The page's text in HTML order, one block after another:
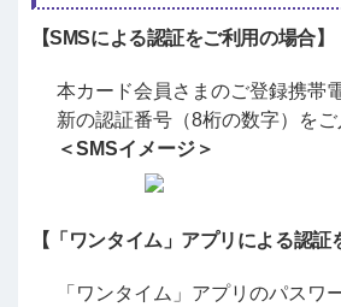
【SMSによる認証をご利用の場合】
本カード会員さまのご登録携帯
新の認証番号（8桁の数字）をご
＜SMSイメージ＞
【「ワンタイム」アプリによる認証
「ワンタイム」アプリのパスワ